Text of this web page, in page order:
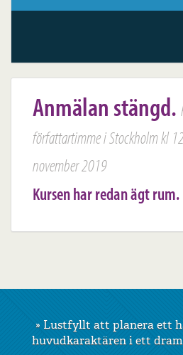
Anmälan stängd.
författartimme i Stockholm kl
november 2019
Kursen har redan ägt rum.
» Lustfyllt att planera ett
huvudkaraktären i ett